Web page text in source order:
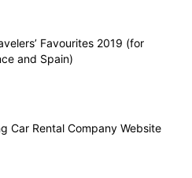
Favourites 2019 (for
and Spain)
Car Rental Company Website